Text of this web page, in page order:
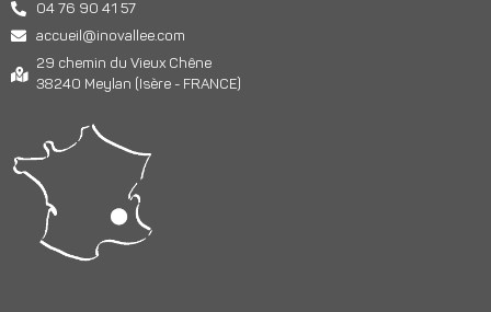
04 76 90 41 57
accueil@inovallee.com
29 chemin du Vieux Chêne
38240 Meylan (Isère - FRANCE)